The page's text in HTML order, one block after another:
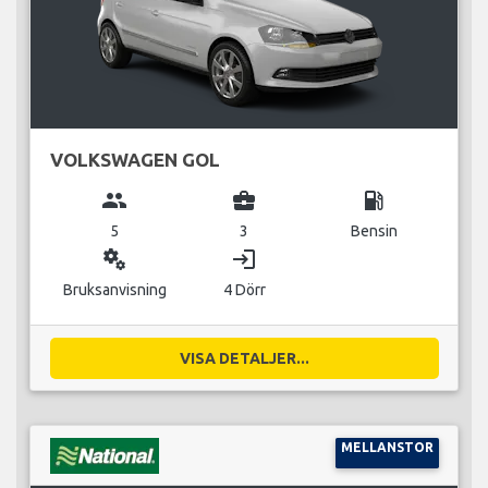
VOLKSWAGEN GOL
group
5
business_center
3
local_gas_station
Bensin
miscellaneous_services
Bruksanvisning
login
4 Dörr
VISA DETALJER...
MELLANSTOR